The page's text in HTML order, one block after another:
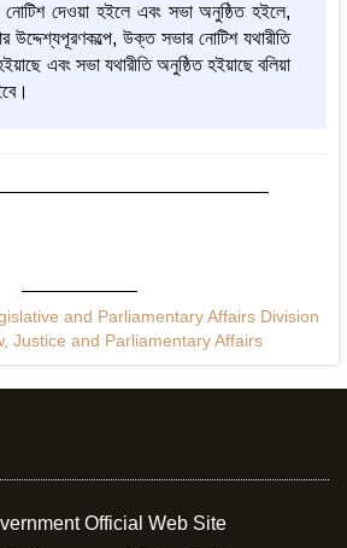
নোটিশ দেওয়া হইলে এবং সভা অনুষ্ঠিত হইলে,
উদ্দেশ্যপূরণকল্পে, উক্ত সভার নোটিশ যথারীতি
এবং সভা যথারীতি অনুষ্ঠিত হইয়াছে বলিয়া
and Parliamentary Affairs Division
Justice and Parliamentary Affairs
Official Web Site